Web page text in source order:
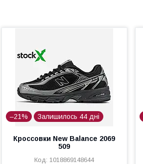
–21% Залишилось 44 дні
Кроссовки New Balance 2069
509
1018869148644